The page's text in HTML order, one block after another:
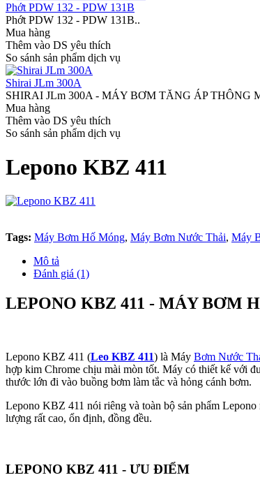
Phớt PDW 132 - PDW 131B
Phớt PDW 132 - PDW 131B..
Mua hàng
Thêm vào DS yêu thích
So sánh sản phẩm dịch vụ
Shirai JLm 300A
SHIRAI JLm 300A - MÁY BƠM TĂNG ÁP THÔNG
Mua hàng
Thêm vào DS yêu thích
So sánh sản phẩm dịch vụ
Lepono KBZ 411
Tags: Máy Bơm Hố Móng, Máy Bơm Nước Thải, Máy
Mô tả
Đánh giá (1)
LEPONO KBZ 411 - MÁY BƠM
Lepono KBZ 411 (Leo KBZ 411) là Máy Bơm Nước
hợp kim Chrome chịu mài mòn tốt. Máy có thiết kế với
thước lớn đi vào buồng bơm làm tắc và hỏng cánh bơm.
Lepono KBZ 411 nói riêng và toàn bộ sản phẩm
lượng rất cao, ổn định, đồng đều.
LEPONO KBZ 411 - ƯU ĐIỂM